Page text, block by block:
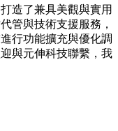
造了兼具美觀與實用
管與技術支援服務，
行功能擴充與優化調
與元伸科技聯繫，我